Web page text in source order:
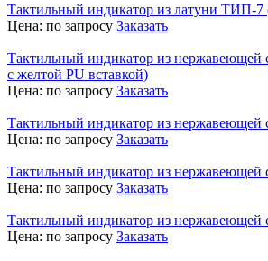
Тактильный индикатор из латуни ТИП-7
Цена: по запросу Заказать
Тактильный индикатор из нержавеющей
с желтой PU вставкой)
Цена: по запросу Заказать
Тактильный индикатор из нержавеющей
Цена: по запросу Заказать
Тактильный индикатор из нержавеющей
Цена: по запросу Заказать
Тактильный индикатор из нержавеющей
Цена: по запросу Заказать